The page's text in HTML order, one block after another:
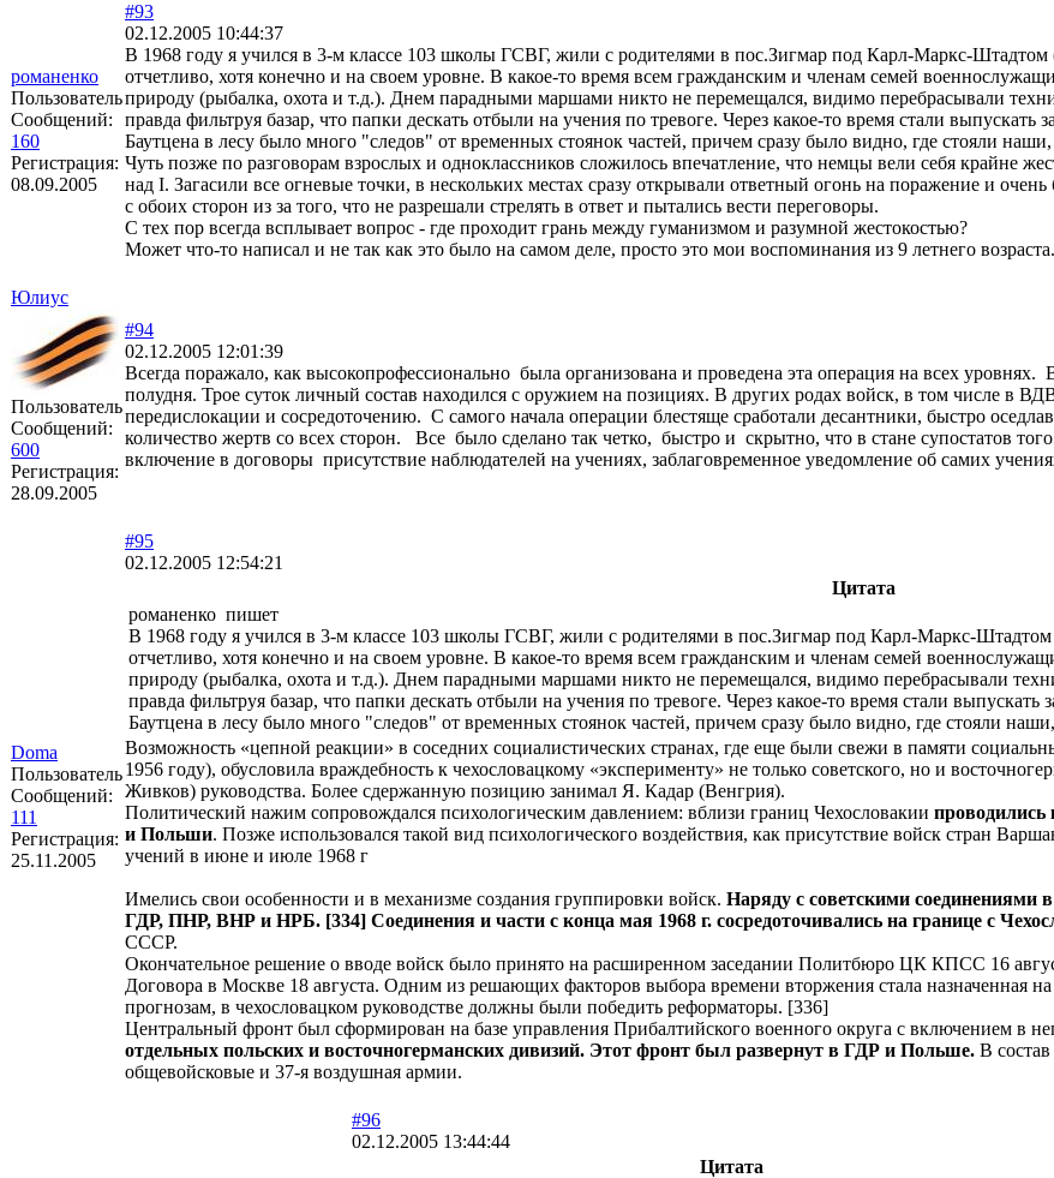
романенко
Пользователь
Сообщений:
160
Регистрация:
08.09.2005
#93
02.12.2005 10:44:37
В 1968 году я учился в 3-м классе 103 школы ГСВГ, жили с родителями в пос.Зигмар под Карл-Маркс-
отчетливо, хотя конечно и на своем уровне. В какое-то время всем гражданским и членам семей
природу (рыбалка, охота и т.д.). Днем парадными маршами никто не перемещался, видимо перебрасывали
правда фильтруя базар, что папки дескать отбыли на учения по тревоге. Через какое-то время стали
Баутцена в лесу было много "следов" от временных стоянок частей, причем сразу было видно, где стояли
Чуть позже по разговорам взрослых и одноклассников сложилось впечатление, что немцы вели себя крайне
над I. Загасили все огневые точки, в нескольких местах сразу открывали ответный огонь на поражение и
с обоих сторон из за того, что не разрешали стрелять в ответ и пытались вести переговоры.
С тех пор всегда всплывает вопрос - где проходит грань между гуманизмом и разумной жестокостью?
Может что-то написал и не так как это было на самом деле, просто это мои воспоминания из 9 летнего
Юлиус
Пользователь
Сообщений:
600
Регистрация:
28.09.2005
#94
02.12.2005 12:01:39
Всегда поражало, как высокопрофессионально была организована и проведена эта операция на всех
полудня. Трое суток личный состав находился с оружием на позициях. В других родах войск, в том числе в
передислокации и сосредоточению. С самого начала операции блестяще сработали десантники, быстро
количество жертв со всех сторон. Все было сделано так четко, быстро и скрытно, что в стане супостатов
включение в договоры присутствие наблюдателей на учениях, заблаговременное уведомление об самих
Doma
Пользователь
Сообщений:
111
Регистрация:
25.11.2005
#95
02.12.2005 12:54:21
Цитата
романенко пишет
В 1968 году я учился в 3-м классе 103 школы ГСВГ, жили с родителями в пос.Зигмар под Карл-Маркс-
отчетливо, хотя конечно и на своем уровне. В какое-то время всем гражданским и членам семей
природу (рыбалка, охота и т.д.). Днем парадными маршами никто не перемещался, видимо перебрасывали
правда фильтруя базар, что папки дескать отбыли на учения по тревоге. Через какое-то время стали
Баутцена в лесу было много "следов" от временных стоянок частей, причем сразу было видно, где стояли
Возможность «цепной реакции» в соседних социалистических странах, где еще были свежи в памяти
1956 году), обусловила враждебность к чехословацкому «эксперименту» не только советского, но и
Живков) руководства. Более сдержанную позицию занимал Я. Кадар (Венгрия).
Политический нажим сопровождался психологическим давлением: вблизи границ Чехословакии
и Польши. Позже использовался такой вид психологического воздействия, как присутствие войск стран
учений в июне и июле 1968 г
Имелись свои особенности и в механизме создания группировки войск. Наряду с советскими соединениями
ГДР, ПНР, ВНР и НРБ. [334] Соединения и части с конца мая 1968 г. сосредоточивались на границе с
СССР.
Окончательное решение о вводе войск было принято на расширенном заседании Политбюро ЦК КПСС 16
Договора в Москве 18 августа. Одним из решающих факторов выбора времени вторжения стала назначенная на
прогнозам, в чехословацком руководстве должны были победить реформаторы. [336]
Центральный фронт был сформирован на базе управления Прибалтийского военного округа с включением в
отдельных польских и восточногерманских дивизий. Этот фронт был развернут в ГДР и Польше. В
общевойсковые и 37-я воздушная армии.
#96
02.12.2005 13:44:44
Цитата